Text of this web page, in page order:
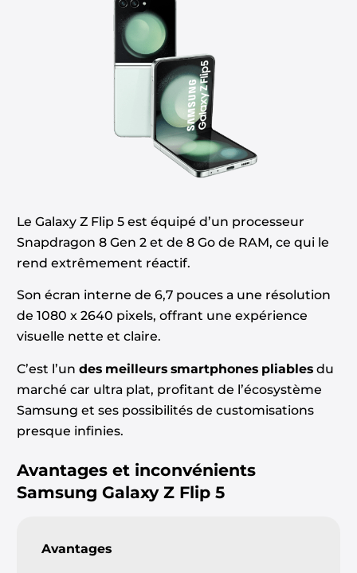
Le Galaxy Z Flip 5 est équipé d’un processeur
Snapdragon 8 Gen 2 et de 8 Go de RAM, ce qui le
rend extrêmement réactif.
Son écran interne de 6,7 pouces a une résolution
de 1080 x 2640 pixels, offrant une expérience
visuelle nette et claire.
C’est l’un des meilleurs smartphones pliablesdu
marché car ultra plat, profitant de l’écosystème
Samsung et ses possibilités de customisations
presque infinies.
Avantages et inconvénients
Samsung Galaxy Z Flip 5
Avantages